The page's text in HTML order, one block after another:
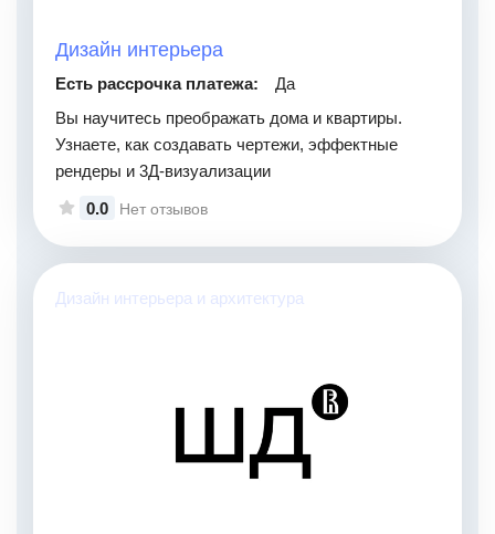
Дизайн интерьера
Есть рассрочка платежа:
Да
Вы научитесь преображать дома и квартиры.
Узнаете, как создавать чертежи, эффектные
рендеры и 3Д-визуализации
0.0
Нет отзывов
Дизайн интерьера и архитектура